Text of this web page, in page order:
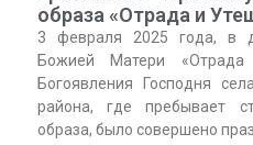
образа «Отрада и
3 февраля 2025 года, в
Божией Матери
Богоявления Господня
района, где пребывает
образа, было совершено